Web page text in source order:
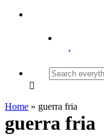
Search
everything...
Home » guerra fria
guerra fria